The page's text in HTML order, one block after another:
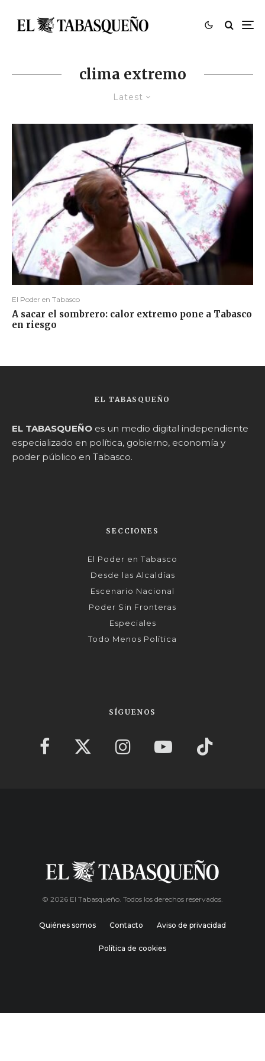
clima extremo
Latest
El Poder en Tabasco
A sacar el sombrero: calor extremo pone a Tabasco
en riesgo
EL TABASQUEÑO
EL TABASQUEÑO es un medio digital independiente
especializado en política, gobierno, economía y
poder público en Tabasco.
SECCIONES
El Poder en Tabasco
Desde las Alcaldías
Escenario Nacional
Poder Sin Fronteras
Especiales
Todo Menos Política
SÍGUENOS
© 2026 El Tabasqueño. Todos los derechos reservados.
Quiénes somos Contacto Aviso de privacidad
Política de cookies